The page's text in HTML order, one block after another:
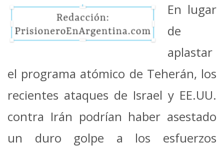
En lugar
de
aplastar
el programa atómico de Teherán, los
recientes ataques de Israel y EE.UU.
contra Irán podrían haber asestado
un duro golpe a los esfuerzos